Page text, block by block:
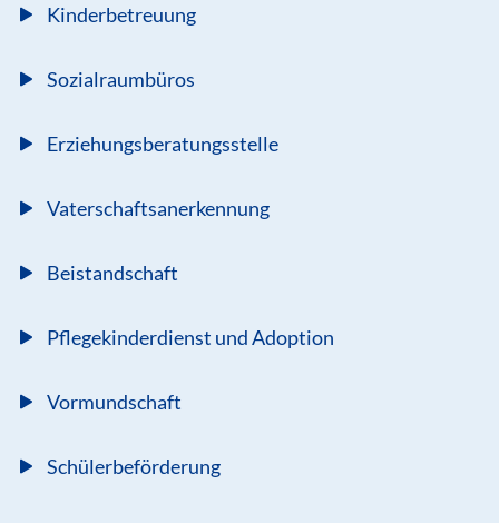
Kinderbetreuung
Sozialraumbüros
Erziehungsberatungsstelle
Vaterschaftsanerkennung
Beistandschaft
Pflegekinderdienst und Adoption
Vormundschaft
Schülerbeförderung